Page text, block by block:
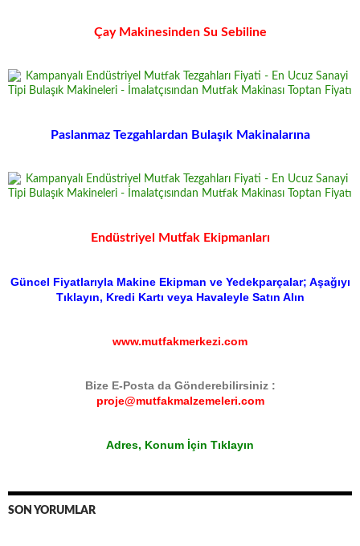
Çay Makinesinden Su Sebiline
Paslanmaz Tezgahlardan Bulaşık Makinalarına
Endüstriyel Mutfak Ekipmanları
Güncel Fiyatlarıyla Makine Ekipman ve Yedekparçalar; Aşağıyı
Tıklayın, Kredi Kartı veya Havaleyle Satın Alın
www.mutfakmerkezi.com
Bize E-Posta da Gönderebilirsiniz :
proje@mutfakmalzemeleri.com
Adres, Konum İçin Tıklayın
SON YORUMLAR